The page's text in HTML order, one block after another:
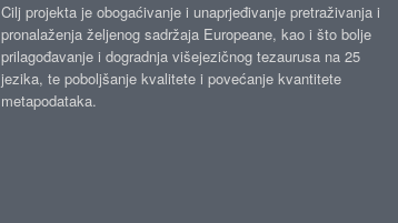
Cilj projekta je obogaćivanje i unaprjeđivanje pretraživanja i
pronalaženja željenog sadržaja Europeane, kao i što bolje
prilagođavanje i dogradnja višejezičnog tezaurusa na 25
jezika, te poboljšanje kvalitete i povećanje kvantitete
metapodataka.